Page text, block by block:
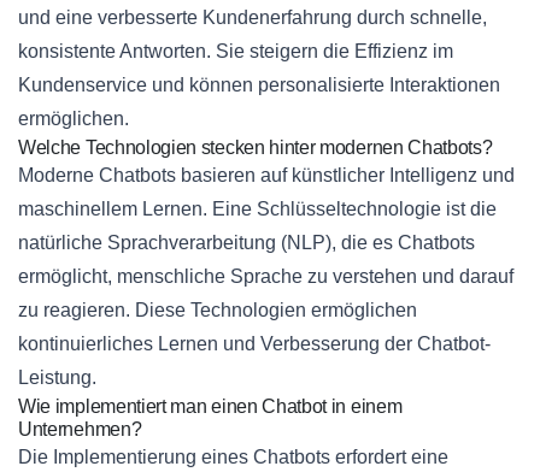
und eine verbesserte Kundenerfahrung durch schnelle,
konsistente Antworten. Sie steigern die Effizienz im
Kundenservice und können personalisierte Interaktionen
ermöglichen.
Welche Technologien stecken hinter modernen Chatbots?
Moderne Chatbots basieren auf künstlicher Intelligenz und
maschinellem Lernen. Eine Schlüsseltechnologie ist die
natürliche Sprachverarbeitung (NLP), die es Chatbots
ermöglicht, menschliche Sprache zu verstehen und darauf
zu reagieren. Diese Technologien ermöglichen
kontinuierliches Lernen und Verbesserung der Chatbot-
Leistung.
Wie implementiert man einen Chatbot in einem
Unternehmen?
Die Implementierung eines Chatbots erfordert eine